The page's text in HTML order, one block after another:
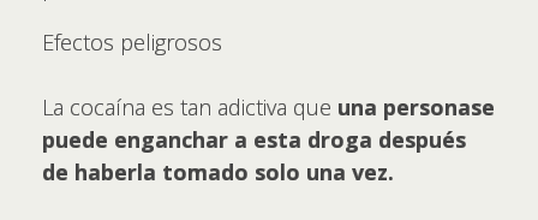
Efectos peligrosos
La cocaína es tan adictiva que una personase
puede enganchar a esta droga después
de haberla tomado solo una vez.